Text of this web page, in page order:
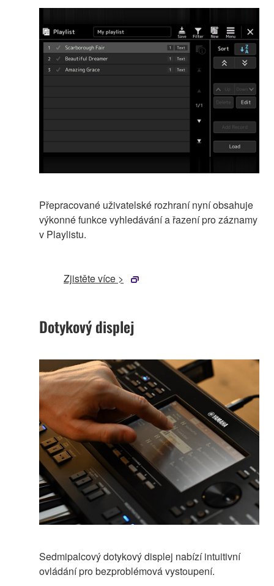
Přepracované uživatelské rozhraní nyní obsahuje
výkonné funkce vyhledávání a řazení pro záznamy
v Playlistu.
Zjistěte více >
Dotykový displej
Sedmipalcový dotykový displej nabízí intuitivní
ovládání pro bezproblémová vystoupení.